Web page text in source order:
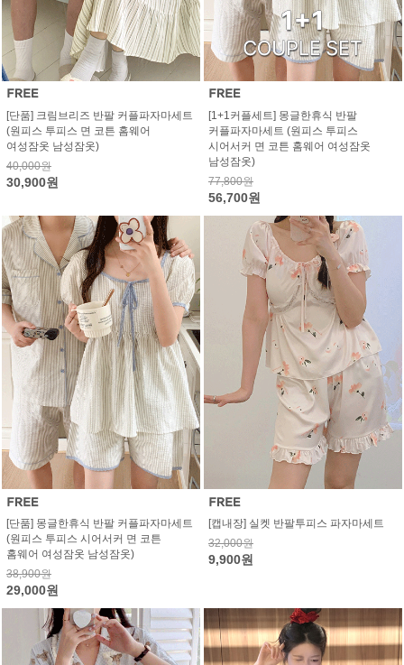
[단품] 크림브리즈 반팔 커플파자마세트
(원피스 투피스 면 코튼 홈웨어
여성잠옷 남성잠옷)
40,000원
30,900원
[1+1커플세트] 몽글한휴식 반팔
커플파자마세트 (원피스 투피스
시어서커 면 코튼 홈웨어 여성잠옷
남성잠옷)
77,800원
56,700원
[단품] 몽글한휴식 반팔 커플파자마세트
(원피스 투피스 시어서커 면 코튼
홈웨어 여성잠옷 남성잠옷)
38,900원
29,000원
[캡내장] 실켓 반팔투피스 파자마세트
32,000원
9,900원